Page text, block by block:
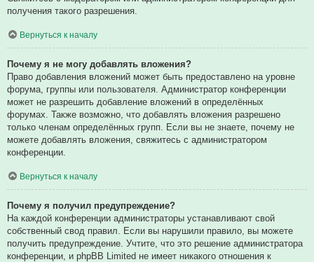
получения такого разрешения.
Вернуться к началу
Почему я не могу добавлять вложения?
Право добавления вложений может быть предоставлено на уровне
форума, группы или пользователя. Администратор конференции
может не разрешить добавление вложений в определённых
форумах. Также возможно, что добавлять вложения разрешено
только членам определённых групп. Если вы не знаете, почему не
можете добавлять вложения, свяжитесь с администратором
конференции.
Вернуться к началу
Почему я получил предупреждение?
На каждой конференции администраторы устанавливают свой
собственный свод правил. Если вы нарушили правило, вы можете
получить предупреждение. Учтите, что это решение администратора
конференции, и phpBB Limited не имеет никакого отношения к